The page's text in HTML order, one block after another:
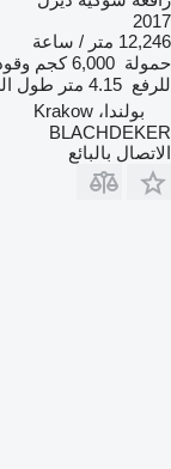
2017
12,246 متر / ساعة
حمولة 6,000 كجم
للرفع 4.15 متر طول
بولندا، Krakow
BLACHDEKER
الاتصال بالبائع